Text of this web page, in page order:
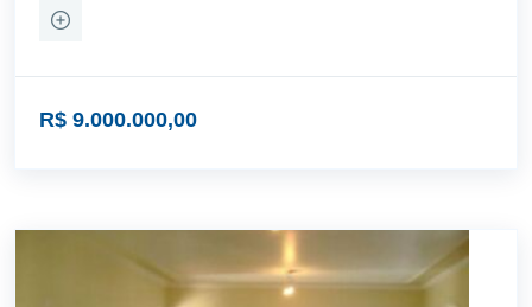
R$ 9.000.000,00